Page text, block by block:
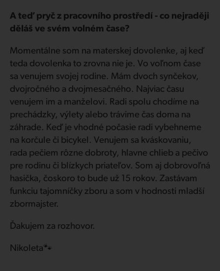
A teď pryč z pracovního prostředí - co nejraději
děláš ve svém volném čase?
Momentálne som na materskej dovolenke, aj keď
teda dovolenka to zrovna nie je. Vo voľnom čase
sa venujem svojej rodine. Mám dvoch synčekov,
dvojročného a dvojmesačného. Najviac času
venujem im a manželovi. Radi spolu chodíme na
prechádzky, výlety alebo trávime čas doma na
záhrade. Keď je vhodné počasie radi vybehneme
na korčule či bicykel. Venujem sa kváskovaniu,
rada pečiem rôzne dobroty, hlavne chlieb a pečivo
pre rodinu či blízkych priateľov. Som aj dobrovoľná
hasička, čoskoro to bude už 15 rokov. Zastávam
funkciu tajomníčky zboru a som v hodnosti mladší
zbormajster.
Ďakujem za rozhovor.
Nikoleta🐾